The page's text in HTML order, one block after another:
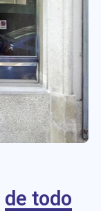
de todo